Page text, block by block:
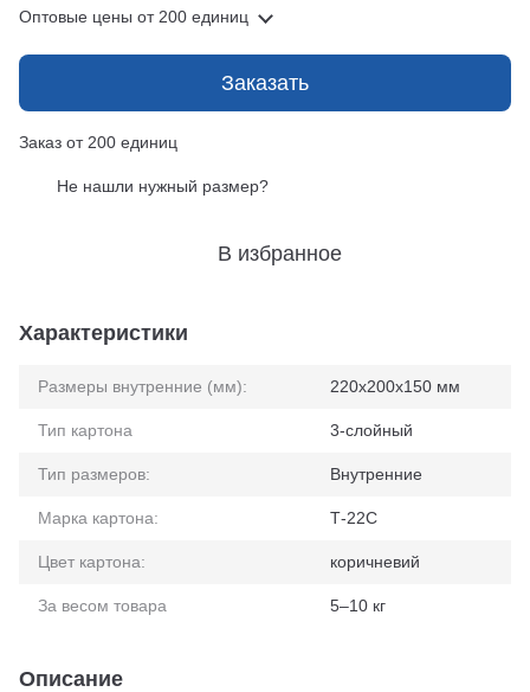
Оптовые цены от 200 единиц
Заказать
Заказ от 200 единиц
Не нашли нужный размер?
В избранное
Характеристики
Размеры внутренние (мм): 220x200x150 мм
Тип картона 3-слойный
Тип размеров: Внутренние
Марка картона: Т-22С
Цвет картона: коричневий
За весом товара 5–10 кг
Описание